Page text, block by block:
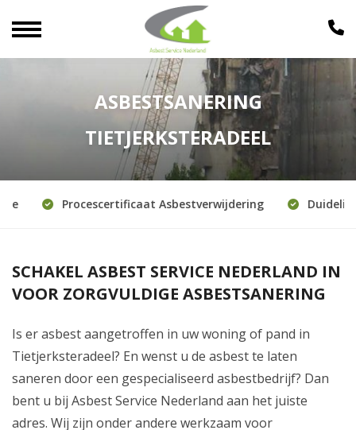
ASBESTSANERING
TIETJERKSTERADEEL
Procescertificaat Asbestverwijdering Duidelijke
SCHAKEL ASBEST SERVICE NEDERLAND IN
VOOR ZORGVULDIGE ASBESTSANERING
Is er asbest aangetroffen in uw woning of pand in
Tietjerksteradeel? En wenst u de asbest te laten
saneren door een gespecialiseerd asbestbedrijf? Dan
bent u bij Asbest Service Nederland aan het juiste
adres. Wij zijn onder andere werkzaam voor